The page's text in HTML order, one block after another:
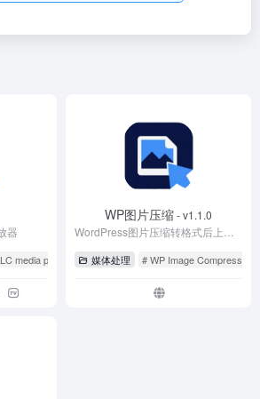
a e b
k
a
器
media player # 播放器
WP图片压缩- v1.1.0
媒体处理 # WP Image Compress